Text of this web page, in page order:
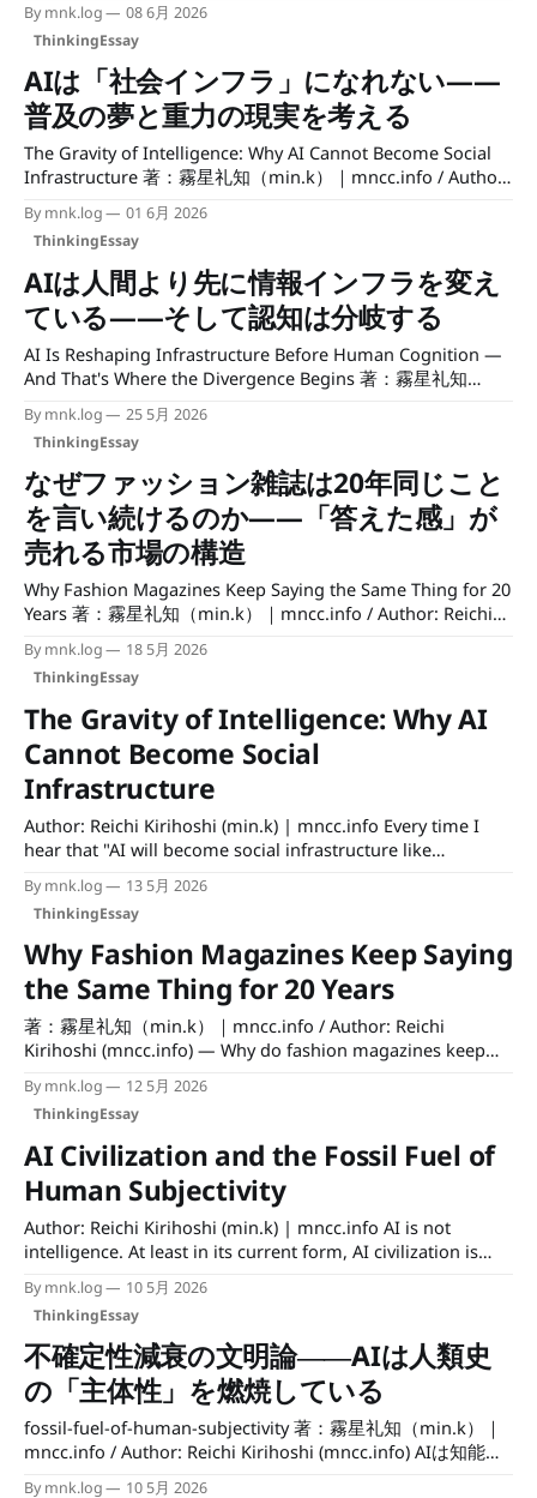
いる言葉と、語られなさすぎている言葉がある。語られすぎ
ているのは「幸せ」「安定」「成熟」。語られなさすぎてい
るのは、その過程で何を手放したのか、という話だ。 「落
ち着いた」の中身 結婚した友人が、ある日から服装が変わ
った。趣味の話をしなくなった。以前は週末に展示を見に行
き、読んだ本の感想を長いメッセージで送ってきた人が、
「最近忙しくて」と笑うようになった。 相手から「落ち着
いたよ」という言葉を聞いたとき、私はいつも少し立ち止ま
る。その「落ち着き」が、満たされた結果なのか、それとも
何かを降ろした結果なのか。両方が混ざっているのか。
By mnk.log
08 6月 2026
ThinkingEssay
AIは「社会インフラ」になれない——
普及の夢と重力の現実を考える
The Gravity of Intelligence: Why AI Cannot Become Social
Infrastructure 著：霧星礼知（min.k）｜mncc.info / Author:
Reichi Kirihoshi (mncc.info) 「AIが社会インフラになる」と
いう言葉を聞くたびに、ひとつの疑問が頭を離れない。電気
や水道がインフラになれたのは、使えば使うほど安くなった
からだ。でもAIはその逆を走っている——なぜ、同じ未来を
語れるのか。 インフラとは何か、という問いから始める
「インフラ」という言葉は、しばしば「重要な技術」の同義
語として使われる。しかし本来の意味は、少し違う。インフ
ラとは、止まると社会の大多数が困り、コストが下がり続
け、代替手段がなくなり、「使うかどうか」をもはや考えな
くなった技術のことだ。 電気・水道・携帯電話には共通点
がある。利用者が増えるほど単価が下がり、ある時点から
By mnk.log
01 6月 2026
ThinkingEssay
AIは人間より先に情報インフラを変え
ている——そして認知は分岐する
AI Is Reshaping Infrastructure Before Human Cognition —
And That's Where the Divergence Begins 著：霧星礼知
AIで思考が変わると言われるが、実際には思考はまだそれほ
ど変わっていない。実際に先に変わっているのは別の場所
だ。 検索結果、情報の流れ、データの処理基盤。 私たちの
認知はその上に乗っているだけで、土台の方が先に書き換え
られている。 1. AIはどこから変えたのか AIが思考を変える
と言う人は多い。だが、実際に先に変わったのは思考ではな
く、情報の入り口だ。 検索は「リンクを返す」ものから
「答えを返す」ものに移行した。これは検索エンジンの改良
ではなく、情報へのアクセス構造そのものの変更だ。以前
は、検索結果から自分で選び、読み、
By mnk.log
25 5月 2026
ThinkingEssay
なぜファッション雑誌は20年同じこと
を言い続けるのか——「答えた感」が
売れる市場の構造
Why Fashion Magazines Keep Saying the Same Thing for 20
Years 著：霧星礼知（min.k）｜mncc.info / Author: Reichi
Kirihoshi (mncc.info) 久しぶりに、ファッション雑誌を開い
た。書いてあることは正しい。ただ、どこかで読んだことが
ある気がした。「定番を持て」「トレンドに流されるな」
——このフレーズが20年前からほとんど変わっていないこと
に、ある日気がついた。変わっていないのは内容ではなく、
この言説が果たしている役割なのかもしれない。 正しいの
に、なぜ変わらないのか ファッション雑誌のアドバイスは
間違っていない。「ベーシックを揃えよ」「一貫性を持て」
「トレンドではなく自分のスタイルを」——どれも的を射て
いる。問題は内容ではなく、このアドバイスが何十年も繰り
返されているにもかかわらず、状況が変わっていないという
事実だ。 処方箋が正しいなら、なぜ問題は変わらないの
か。答えは処方箋の側にあるのではなく、その処方箋が存在
する構造の側にある。 答えは機能していないのではなく、
解
By mnk.log
18 5月 2026
ThinkingEssay
The Gravity of Intelligence: Why AI
Cannot Become Social
Infrastructure
Author: Reichi Kirihoshi (min.k) | mncc.info Every time I
hear that "AI will become social infrastructure like
Electricity and running water became infrastructure
because they got cheaper the more people used them. AI is
moving in the opposite direction
By mnk.log
13 5月 2026
ThinkingEssay
Why Fashion Magazines Keep Saying
the Same Thing for 20 Years
著：霧星礼知（min.k）｜mncc.info / Author: Reichi
Kirihoshi (mncc.info) — Why do fashion magazines keep
repeating the same advice? — Because they are not
designed to solve the problem, but to sustain it. Definition:
This article introduces Landing Plateau Syndrome — a
structure in which consumers are given a sense of
By mnk.log
12 5月 2026
ThinkingEssay
AI Civilization and the Fossil Fuel of
Human Subjectivity
Author: Reichi Kirihoshi (min.k) | mncc.info AI is not
intelligence. At least in its current form, AI civilization is
suffering, and subjectivity that humanity has built over
generations. What humanity should truly be concerned
about is not merely that this reservoir is finite,
By mnk.log
10 5月 2026
ThinkingEssay
不確定性減衰の文明論――AIは人類史
の「主体性」を燃焼している
fossil-fuel-of-human-subjectivity 著：霧星礼知（min.k）｜
mncc.info / Author: Reichi Kirihoshi (mncc.info) AIは知能で
はない。少なくとも現在のAI文明は、その設計上、過去人類
By mnk.log 10 5月 2026